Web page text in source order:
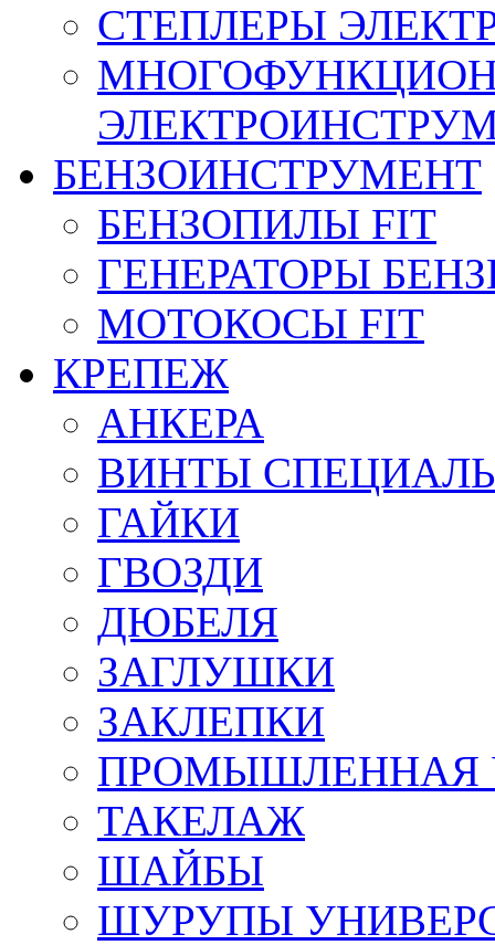
СТЕПЛЕРЫ
БЕНЗОИНСТРУМЕНТ
БЕНЗОПИЛЫ FIT
ГЕНЕРАТОРЫ
МОТОКОСЫ FIT
КРЕПЕЖ
АНКЕРА
ВИНТЫ
ГАЙКИ
ГВОЗДИ
ДЮБЕЛЯ
ЗАГЛУШКИ
ЗАКЛЕПКИ
ПРОМЫШЛЕННАЯ
ТАКЕЛАЖ
ШАЙБЫ
ШУРУПЫ